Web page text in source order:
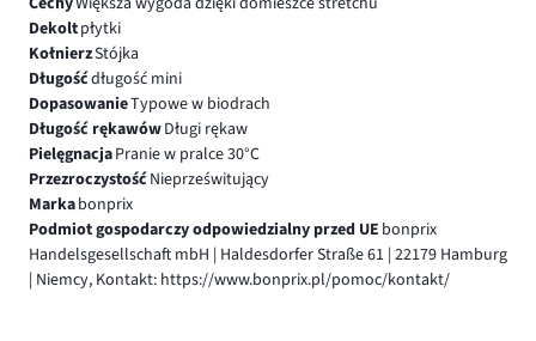
Dekoltpłytki
KołnierzStójka
Długośćdługość mini
DopasowanieTypowe w biodrach
Długość rękawówDługi rękaw
PielęgnacjaPranie w pralce 30°C
PrzezroczystośćNieprześwitujący
Markabonprix
Podmiot gospodarczy odpowiedzialny przed UE bonprix
Handelsgesellschaft mbH | Haldesdorfer Straße 61 | 22179 Hamburg
| Niemcy, Kontakt: https://www.bonprix.pl/pomoc/kontakt/